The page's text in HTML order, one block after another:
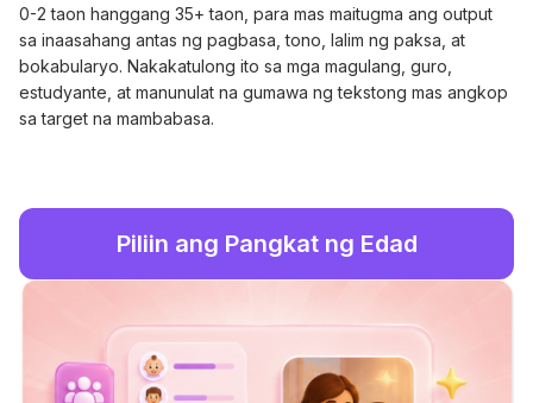
0-2 taon hanggang 35+ taon, para mas maitugma ang output
sa inaasahang antas ng pagbasa, tono, lalim ng paksa, at
bokabularyo. Nakakatulong ito sa mga magulang, guro,
estudyante, at manunulat na gumawa ng tekstong mas angkop
sa target na mambabasa.
Piliin ang Pangkat ng Edad